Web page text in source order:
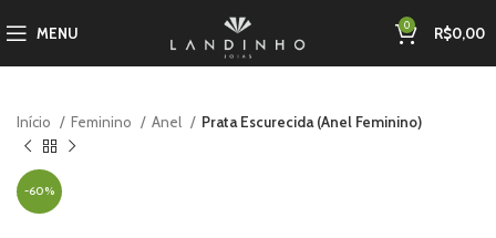
MENU 0 R$0,00
Início Feminino Anel Prata Escurecida (Anel Feminino)
-60%